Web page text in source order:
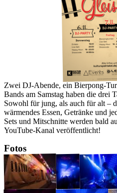
Zwei DJ-Abende, ein Bierpong-
Bands am Samstag haben die drei
Sowohl für jung, als auch für alt –
wärmendes Essen, Getränke und
Sets und Mitschnitte werden bald
YouTube-Kanal veröffentlicht!
Fotos